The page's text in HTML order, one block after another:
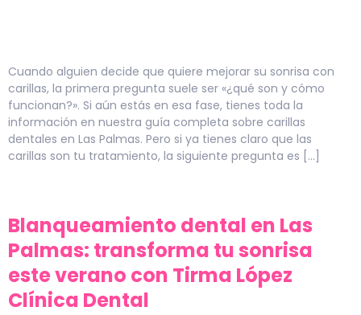
Cuando alguien decide que quiere mejorar su sonrisa con
carillas, la primera pregunta suele ser «¿qué son y cómo
funcionan?». Si aún estás en esa fase, tienes toda la
información en nuestra guía completa sobre carillas
dentales en Las Palmas. Pero si ya tienes claro que las
carillas son tu tratamiento, la siguiente pregunta es […]
Blanqueamiento dental en Las
Palmas: transforma tu sonrisa
este verano con Tirma López
Clínica Dental